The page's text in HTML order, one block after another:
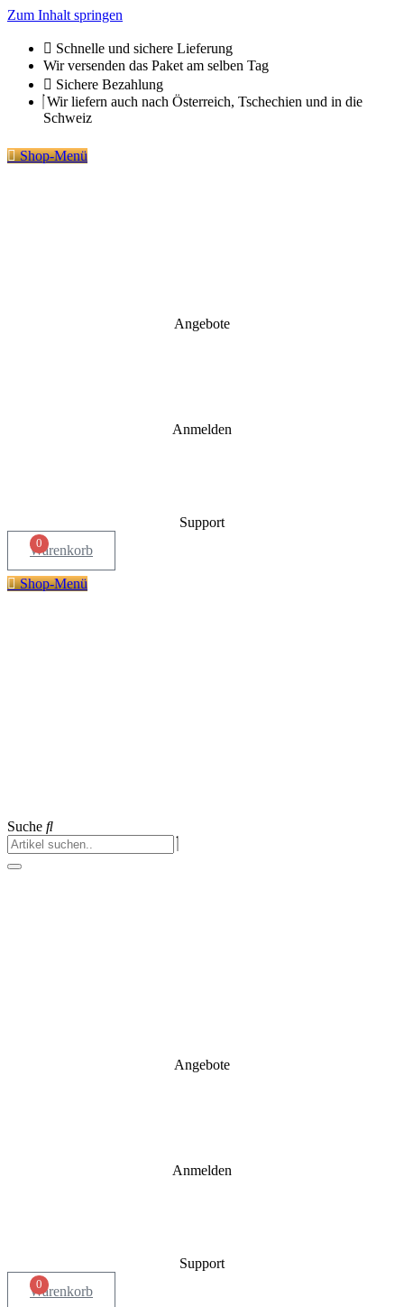
Zum Inhalt springen
Schnelle und sichere Lieferung
Wir versenden das Paket am selben Tag
Sichere Bezahlung
Wir liefern auch nach Österreich, Tschechien und in die
Schweiz
Shop-Menü
Angebote
Anmelden
Support
0
Warenkorb
Shop-Menü
Suche
Angebote
Anmelden
Support
0
Warenkorb